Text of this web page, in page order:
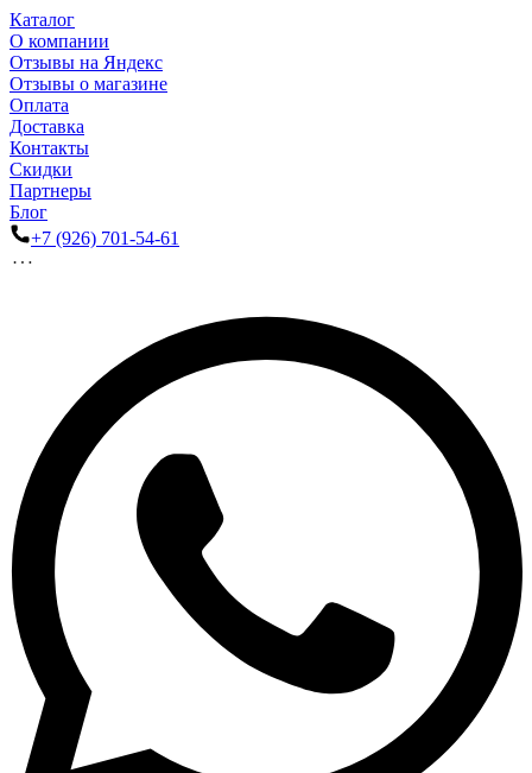
Каталог
О компании
Отзывы на Яндекс
Отзывы о магазине
Оплата
Доставка
Контакты
Скидки
Партнеры
Блог
+7 (926) 701-54-61